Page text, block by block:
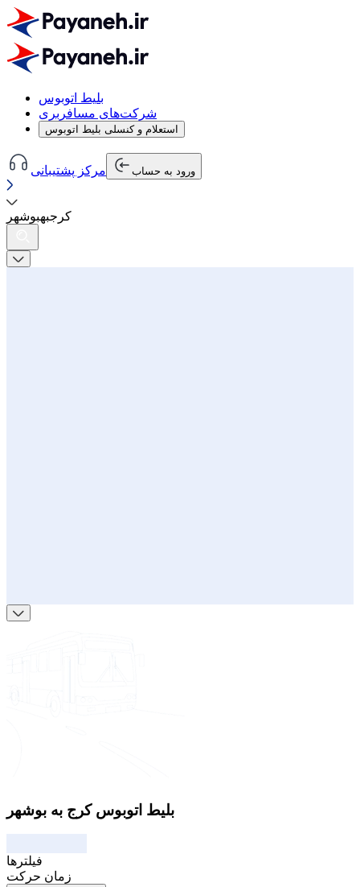
بلیط اتوبوس
شرکت‌های مسافربری
استعلام و کنسلی بلیط اتوبوس
مرکز پشتیبانی ورود به حساب
کرجبهبوشهر
بلیط اتوبوس کرج به بوشهر
فیلترها
زمان حرکت